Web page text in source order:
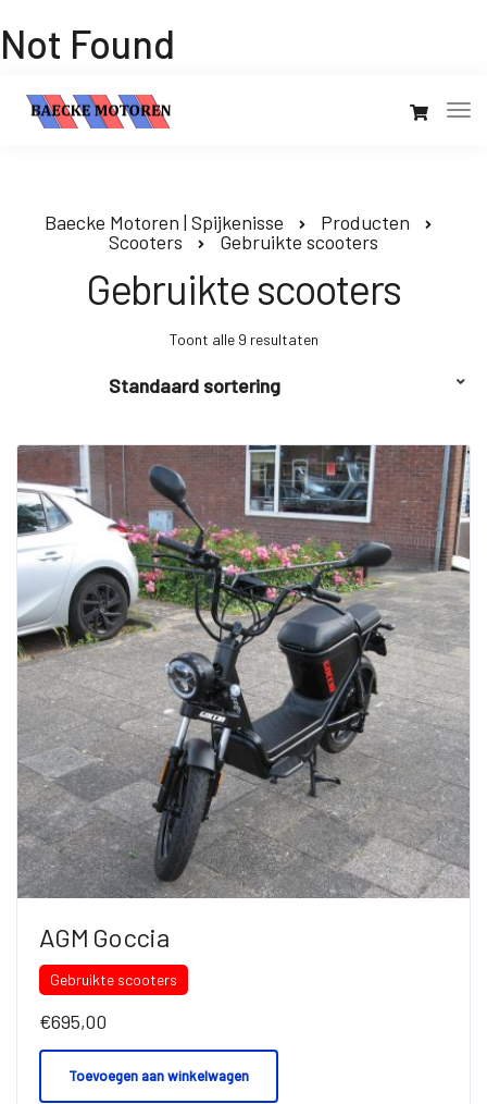
Not Found
Baecke Motoren | Spijkenisse
Producten
Scooters
Gebruikte scooters
Gebruikte scooters
Toont alle 9 resultaten
AGM Goccia
Gebruikte scooters
€695,00
Toevoegen aan winkelwagen